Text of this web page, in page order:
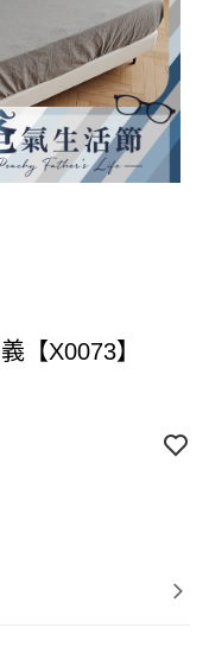
【X0073】